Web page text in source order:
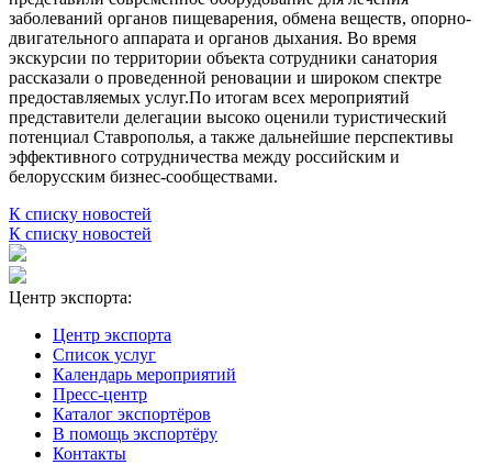
заболеваний органов пищеварения, обмена веществ, опорно-
двигательного аппарата и органов дыхания. Во время
экскурсии по территории объекта сотрудники санатория
рассказали о проведенной реновации и широком спектре
предоставляемых услуг.По итогам всех мероприятий
представители делегации высоко оценили туристический
потенциал Ставрополья, а также дальнейшие перспективы
эффективного сотрудничества между российским и
белорусским бизнес-сообществами.
К списку новостей
К списку новостей
Центр экспорта:
Центр экспорта
Список услуг
Календарь мероприятий
Пресс-центр
Каталог экспортёров
В помощь экспортёру
Контакты